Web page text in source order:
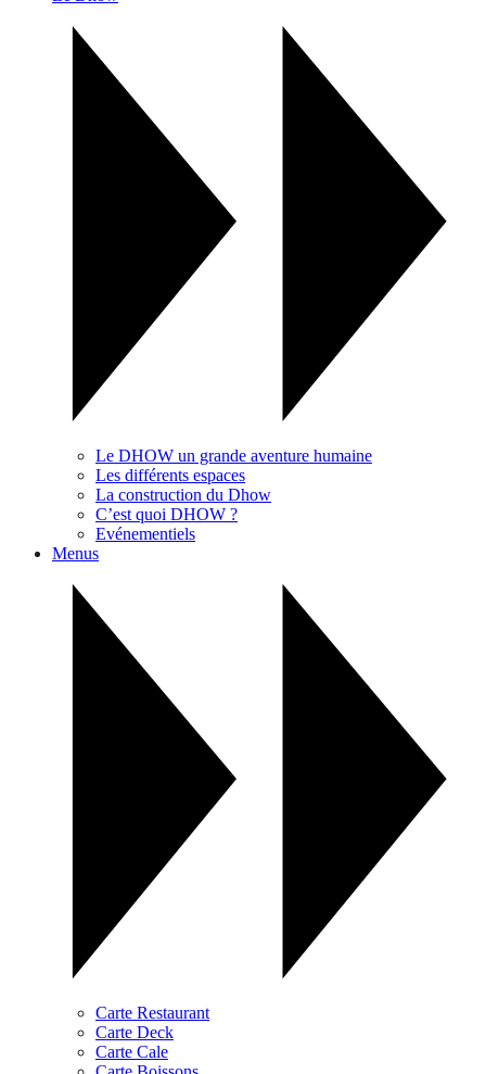
Le DHOW un grande aventure humaine
Les différents espaces
La construction du Dhow
C’est quoi DHOW ?
Evénementiels
Menus
Carte Restaurant
Carte Deck
Carte Cale